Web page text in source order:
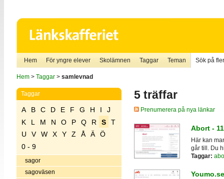
Hem För yngre elever Skolämnen Taggar Teman Sök på
Hem> Taggar> samlevnad
Taggar
A B C D E F G H I
J
K
L M N O P Q R S
T
U
V W X Y Z Å Ä
Ö
0 - 9
sagor
sagoväsen
5 träffar
Prenumerera på nya länkar
Abort -
Här kan
går till. Du
Taggar:
Youmo.se